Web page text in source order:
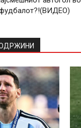
фудбалот?!(ВИДЕО)